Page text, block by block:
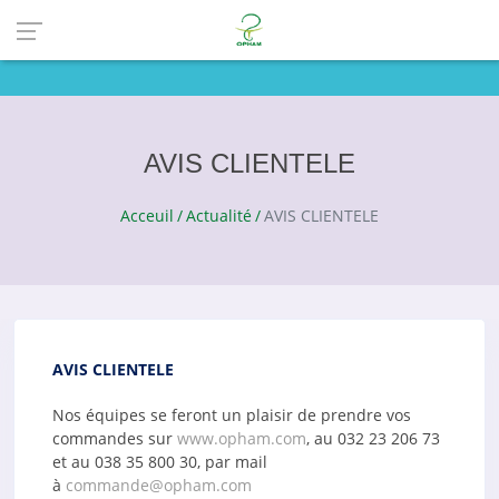
AVIS CLIENTELE
Acceuil Actualité AVIS CLIENTELE
AVIS CLIENTELE
Nos équipes se feront un plaisir de prendre vos
commandes sur www.opham.com, au 032 23 206 73
et au 038 35 800 30, par mail
à commande@opham.com